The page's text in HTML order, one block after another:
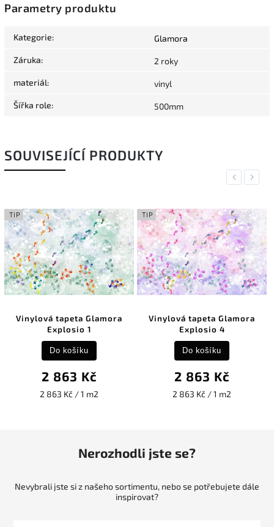
Parametry produktu
Kategorie: Glamora
Záruka: 2 roky
materiál: vinyl
Šířka role: 500mm
SOUVISEJÍCÍ PRODUKTY
Previous
TIP
Vinylová tapeta Glamora
Explosio 1
2 863 Kč
2 863 Kč / 1 m2
Do košíku
TIP
Vinylová tapeta Glamora
Explosio 4
2 863 Kč
2 863 Kč / 1 m2
Do košíku
Next
Nerozhodli jste se?
Nevybrali jste si z našeho sortimentu, nebo se potřebujete dále
inspirovat?